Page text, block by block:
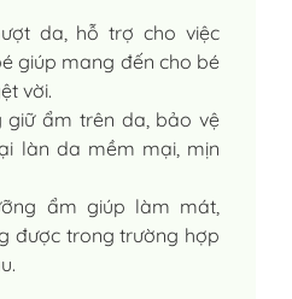
da, hỗ trợ cho việc
giúp mang đến cho bé
vời.
giữ ẩm trên da, bảo vệ
làn da mềm mại, mịn
ẩm giúp làm mát,
được trong trường hợp